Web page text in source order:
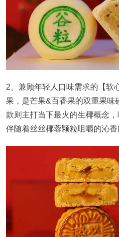
2、兼顾年轻人口味需求的【软
果，是芒果&百香果的双重果味
款则主打当下最火的生椰概念
伴随着丝丝椰蓉颗粒咀嚼的沁香